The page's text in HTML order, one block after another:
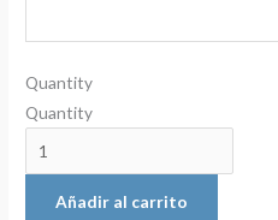
Quantity
Quantity
Añadir al carrito